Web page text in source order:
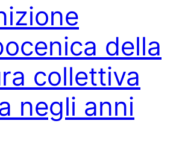
della
collettiva
negli anni